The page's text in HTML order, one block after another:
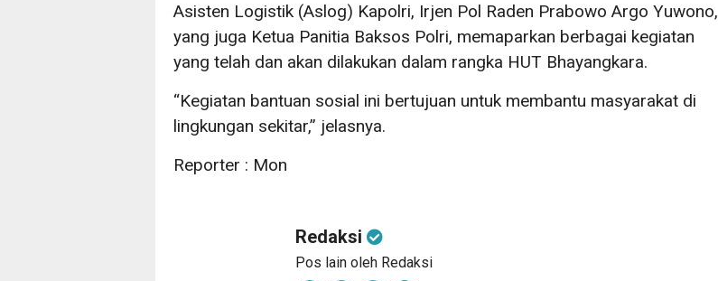
Asisten Logistik (Aslog) Kapolri, Irjen Pol Raden Prabowo Argo Yuwono,
yang juga Ketua Panitia Baksos Polri, memaparkan berbagai kegiatan
yang telah dan akan dilakukan dalam rangka HUT Bhayangkara.
“Kegiatan bantuan sosial ini bertujuan untuk membantu masyarakat di
lingkungan sekitar,” jelasnya.
Reporter : Mon
Redaksi
Pos lain oleh Redaksi